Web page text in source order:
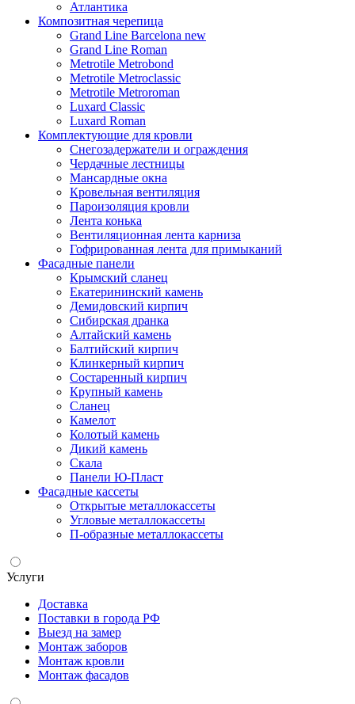
Атлантика
Композитная черепица
Grand Line Barcelona new
Grand Line Roman
Metrotile Metrobond
Metrotile Metroclassic
Metrotile Metroroman
Luxard Classic
Luxard Roman
Комплектующие для кровли
Снегозадержатели и ограждения
Чердачные лестницы
Мансардные окна
Кровельная вентиляция
Пароизоляция кровли
Лента конька
Вентиляционная лента карниза
Гофрированная лента для примыканий
Фасадные панели
Крымский сланец
Екатерининский камень
Демидовский кирпич
Сибирская дранка
Алтайский камень
Балтийский кирпич
Клинкерный кирпич
Состаренный кирпич
Крупный камень
Сланец
Камелот
Колотый камень
Дикий камень
Скала
Панели Ю-Пласт
Фасадные кассеты
Открытые металлокассеты
Угловые металлокассеты
П-образные металлокассеты
Услуги
Доставка
Поставки в города РФ
Выезд на замер
Монтаж заборов
Монтаж кровли
Монтаж фасадов